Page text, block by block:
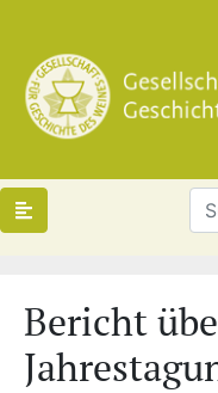
Bericht